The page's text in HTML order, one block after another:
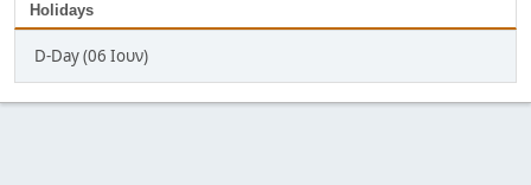
Holidays
D-Day (06 Ιουν)